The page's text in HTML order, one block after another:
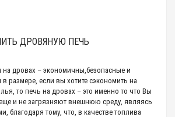
ДРОВЯНУЮ ПЕЧЬ
на дровах – экономичны,безопасные и
размере, если вы хотите сэкономить на
то печь на дровах – это именно то что Вы
и не загрязняют внешнюю среду, являясь
благодаря тому, что, в качестве топлива